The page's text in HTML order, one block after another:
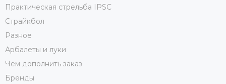
Практическая стрельба IPSC
Страйкбол
Разное
Арбалеты и луки
Чем дополнить заказ
Бренды